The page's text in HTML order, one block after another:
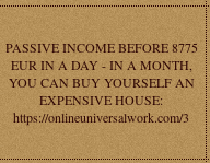
PASSIVE INCOME BEFORE 8775
EUR IN A DAY - IN A MONTH,
YOU CAN BUY YOURSELF AN
EXPENSIVE HOUSE:
https://onlineuniversalwork.com/3